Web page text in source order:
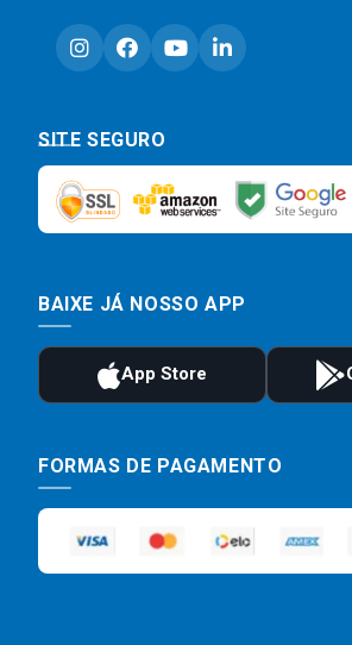
SITE SEGURO
BAIXE JÁ NOSSO APP
FORMAS DE PAGAMENTO